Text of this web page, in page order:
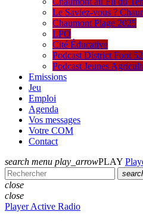
Le Saviez-vous ?
Chaumont Plage 2025
LPO
Cité Éducative
Podcast District Foot 52
Podcast Jeunes
Emissions
Jeu
Emploi
Agenda
Vos messages
Votre COM
Contact
search menu play_arrowPLAY
close
close
Player Active Radio